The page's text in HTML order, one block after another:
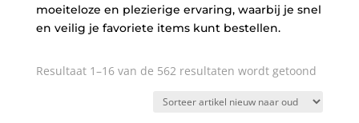
moeiteloze en plezierige ervaring, waarbij je snel
en veilig je favoriete items kunt bestellen.
Resultaat 1–16 van de 562 resultaten wordt getoond